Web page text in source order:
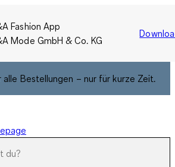
Fashion App
Mode GmbH & Co. KG
alle Bestellungen – nur für kurze Zeit.